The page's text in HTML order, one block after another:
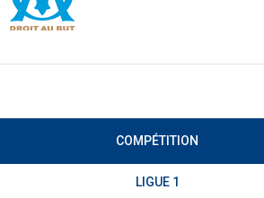
COMPÉTITION
LIGUE 1